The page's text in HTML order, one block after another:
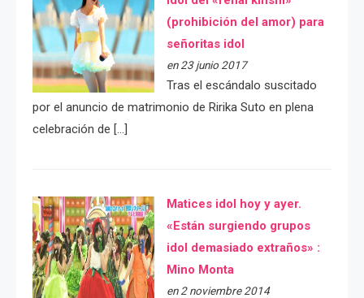
(prohibición del amor) para
señoritas idol
en 23 junio 2017
Tras el escándalo suscitado
por el anuncio de matrimonio de Ririka Suto en plena
celebración de […]
Matices idol hoy y ayer.
«Están surgiendo grupos
idol demasiado extraños» :
Mino Monta
en 2 noviembre 2014